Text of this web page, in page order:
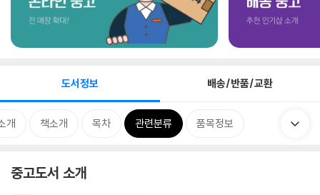
도서정보 배송/반품/교환
개 책소개 목차 관련분류 품목정보
중고도서 소개